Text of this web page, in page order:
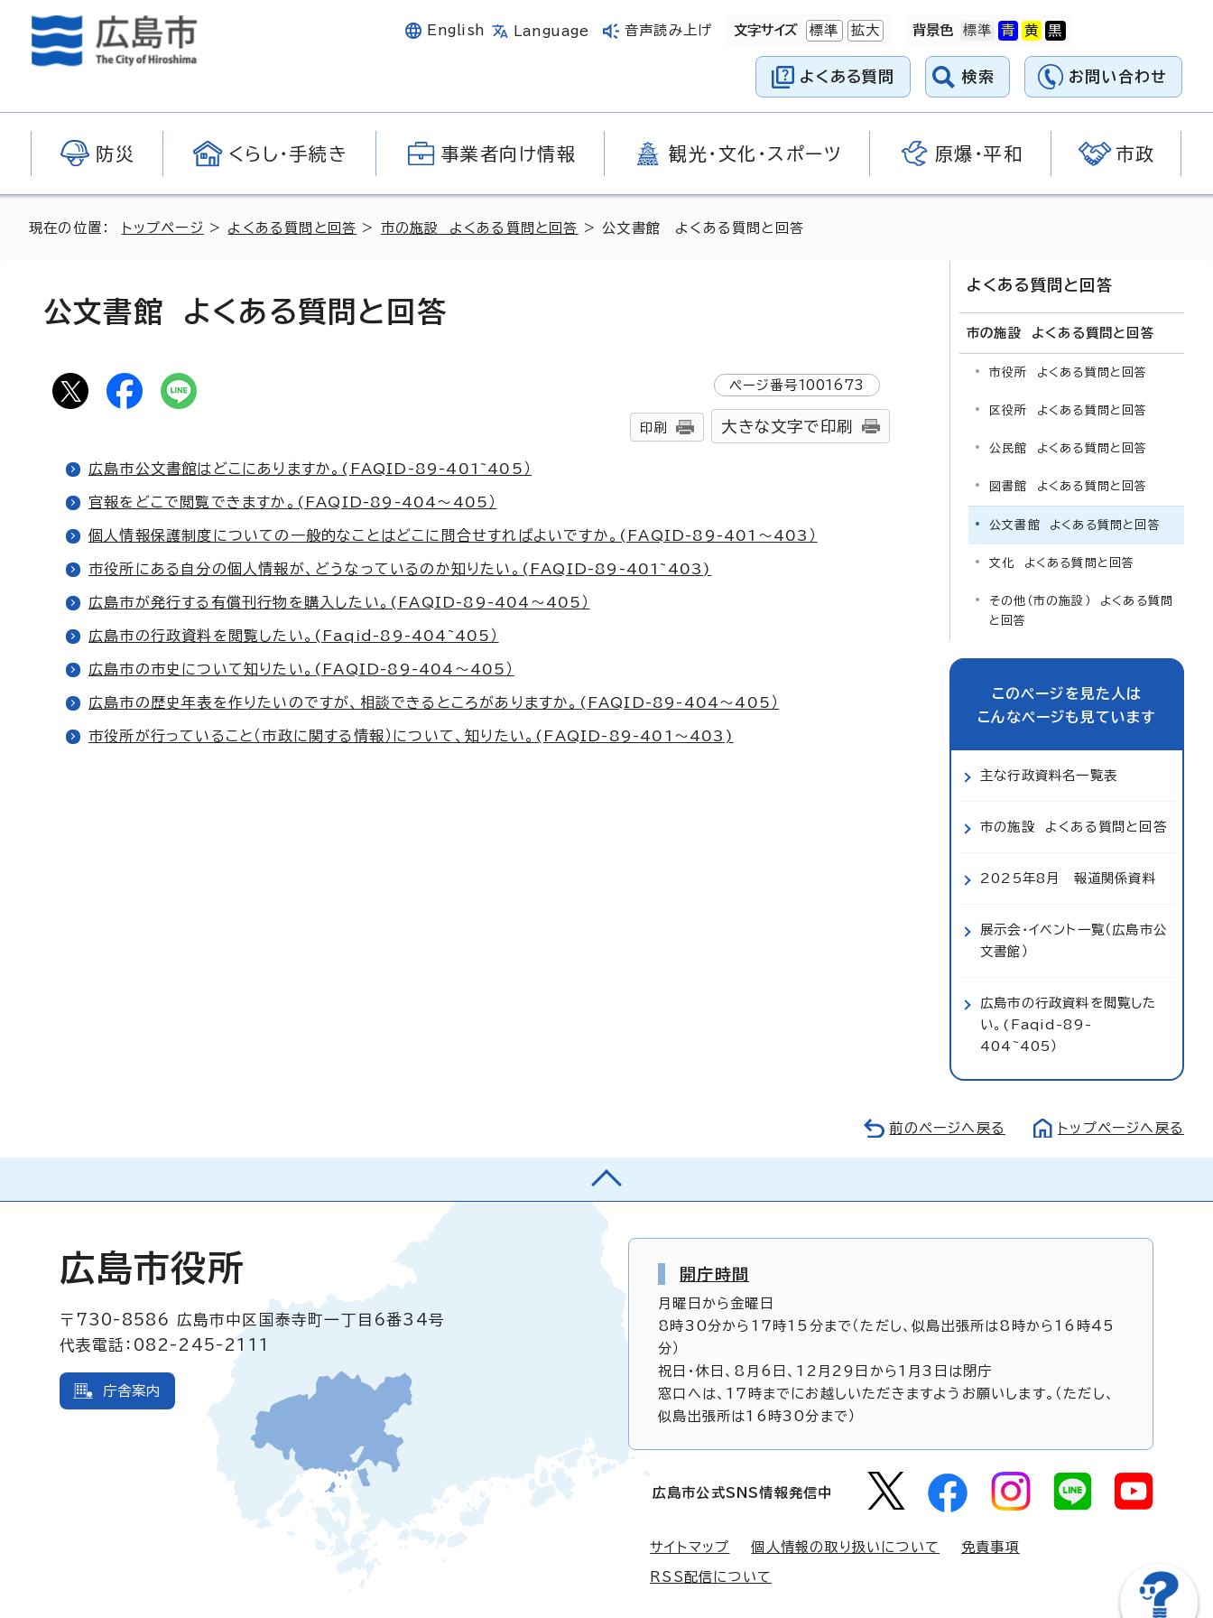
English Language 音声読み上げ 文字サイズ 標準 拡大 背景色
よくある質問 検索 お問い合わせ
防災 くらし・手続き 事業者向け情報 観光・文化・スポーツ 原爆・平和 市政
現在の位置： トップページ > よくある質問と回答 > 市の施設 よくある質問と回答 > 公文書館 よくある質問と回答
公文書館 よくある質問と回答
ページ番号1001673
印刷 大きな文字で印刷
広島市公文書館はどこにありますか。(FAQID-89-401~405）
官報をどこで閲覧できますか。(FAQID-89-404～405）
個人情報保護制度についての一般的なことはどこに問合せすればよいですか。(FAQID-89-401～403）
市役所にある自分の個人情報が、どうなっているのか知りたい。(FAQID-89-401~403)
広島市が発行する有償刊行物を購入したい。(FAQID-89-404～405）
広島市の行政資料を閲覧したい。(Faqid-89-404~405）
広島市の市史について知りたい。(FAQID-89-404～405）
広島市の歴史年表を作りたいのですが、相談できるところがありますか。(FAQID-89-404～405）
市役所が行っていること（市政に関する情報）について、知りたい。(FAQID-89-401～403)
よくある質問と回答
市の施設 よくある質問と回答
市役所 よくある質問と回答
区役所 よくある質問と回答
公民館 よくある質問と回答
図書館 よくある質問と回答
公文書館 よくある質問と回答
文化 よくある質問と回答
その他（市の施設） よくある質問
と回答
このページを見た人は
こんなページも見ています
主な行政資料名一覧表
市の施設 よくある質問と回答
2025年8月 報道関係資料
展示会・イベント一覧（広島市公
文書館）
広島市の行政資料を閲覧した
い。(Faqid-89-
404~405）
前のページへ戻る トップページへ戻る
広島市役所
〒730-8586
広島市中区国泰寺町一丁目6番34号
代表電話：082-245-2111
庁舎案内
開庁時間
月曜日から金曜日
8時30分から17時15分まで（ただし、似島出張所は8時から16時45
分）
祝日・休日、8月6日、12月29日から1月3日は閉庁
窓口へは、17時までにお越しいただきますようお願いします。（ただし、
似島出張所は16時30分まで）
広島市公式SNS情報発信中
サイトマップ 個人情報の取り扱いについて 免責事項
RSS配信について